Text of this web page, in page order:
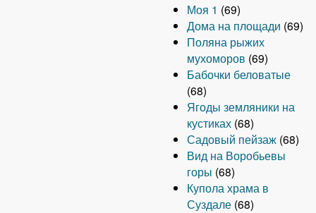
Моя 1 (69)
Дома на площади (69)
Поляна рыжих
мухоморов (69)
Бабочки беловатые
(68)
Ягоды земляники на
кустиках (68)
Садовый пейзаж (68)
Вид на Воробьевы
горы (68)
Купола храма в
Суздале (68)